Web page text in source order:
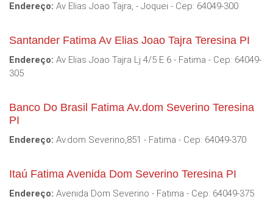
Endereço: Av Elias Joao Tajra, - Joquei - Cep: 64049-300
Santander Fatima Av Elias Joao Tajra Teresina PI
Endereço: Av Elias Joao Tajra Lj 4/5 E 6 - Fatima - Cep: 64049-
305
Banco Do Brasil Fatima Av.dom Severino Teresina
PI
Endereço: Av.dom Severino,851 - Fatima - Cep: 64049-370
Itaú Fatima Avenida Dom Severino Teresina PI
Endereço: Avenida Dom Severino - Fatima - Cep: 64049-375